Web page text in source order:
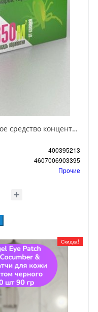
Циперметрин Профессиональное средство концентрат эмульсии 25% для уничтожения тараканов, мух,комаров, блох, клопов, муравьев, ос 50 мл
400395213
4607006903395
Прочие
Скидка!